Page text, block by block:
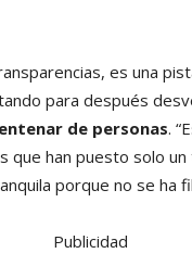
es una
para después
de personas.
que han puesto solo
porque no se ha
Publicidad